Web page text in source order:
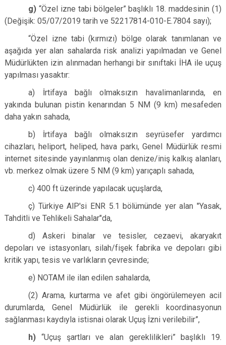
g)“Özel izne tabi bölgeler” başlıklı 18. maddesinin (1)
(Değişik: 05/07/2019 tarih ve 52217814-010-E.7804 sayı);
“Özel izne tabi (kırmızı) bölge olarak tanımlanan ve
aşağıda yer alan sahalarda risk analizi yapılmadan ve Genel
Müdürlükten izin alınmadan herhangi bir sınıftaki İHA ile uçuş
yapılması yasaktır:
a) İrtifaya bağlı olmaksızın havalimanlarında, en
yakında bulunan pistin kenarından 5 NM (9 km) mesafeden
daha yakın sahada,
b) İrtifaya bağlı olmaksızın seyrüsefer yardımcı
cihazları, heliport, heliped, hava parkı, Genel Müdürlük resmi
internet sitesinde yayınlanmış olan denize/iniş kalkış alanları,
vb. merkez olmak üzere 5 NM (9 km) yarıçaplı sahada,
c) 400 ft üzerinde yapılacak uçuşlarda,
ç) Türkiye AlP'si ENR 5.1 bölümünde yer alan "Yasak,
Tahditli ve Tehlikeli Sahalar"da,
d) Askeri binalar ve tesisler, cezaevi, akaryakıt
depoları ve istasyonları, silah/fişek fabrika ve depoları gibi
kritik yapı, tesis ve varlıkların çevresinde;
e) NOTAM ile ilan edilen sahalarda,
(2) Arama, kurtarma ve afet gibi öngörülemeyen acil
durumlarda, Genel Müdürlük ile gerekli koordinasyonun
sağlanması kaydıyla istisnai olarak Uçuş İzni verilebilir”,
h) “Uçuş şartları ve alan gereklilikleri” başlıklı 19.